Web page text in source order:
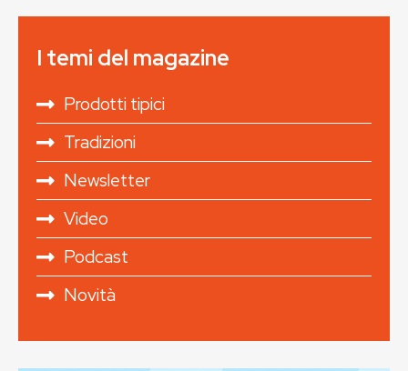
I temi del magazine
Prodotti tipici
Tradizioni
Newsletter
Video
Podcast
Novità